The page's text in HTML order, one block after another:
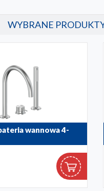
WYBRANE
wannowa 4-